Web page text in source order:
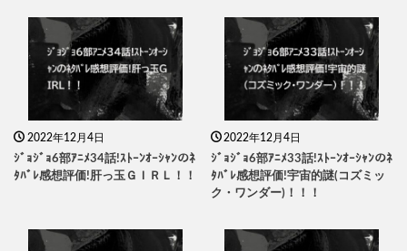
2022年12月4日
ｼﾞｮｼﾞｮ6部ｱﾆﾒ34話!ｽﾄｰﾝｵｰｼｬﾝのﾈ
ﾀﾊﾞﾚ感想評価!肝っ玉ＧＩＲＬ！！
2022年12月4日
ｼﾞｮｼﾞｮ6部ｱﾆﾒ33話!ｽﾄｰﾝｵｰｼｬﾝのﾈ
ﾀﾊﾞﾚ感想評価!宇宙的謎(コズミッ
ク・ワンダー)！！！